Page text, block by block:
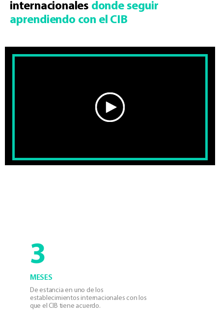
internacionales donde seguir
aprendiendo con el CIB
3
MESES
De estancia en uno de los
establecimientos internacionales con los
que el CIB tiene acuerdo.